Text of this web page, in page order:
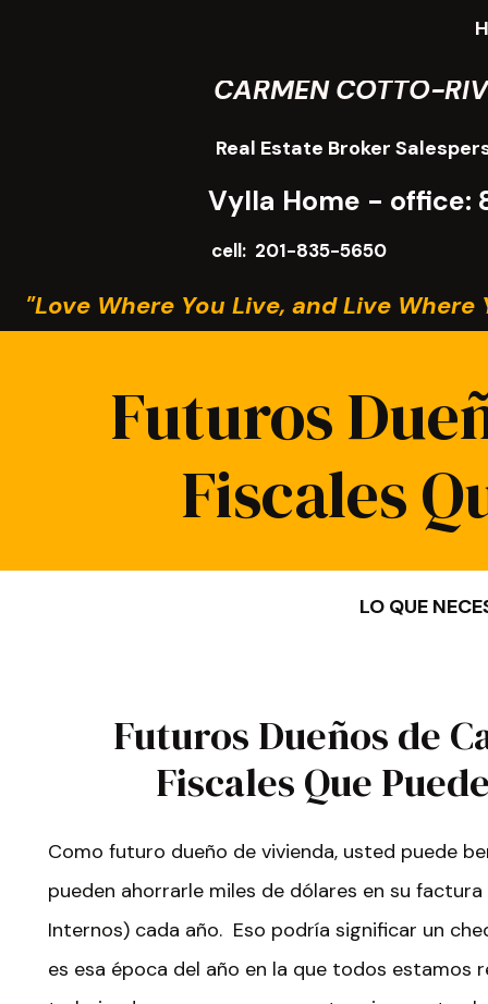
CARMEN COTTO-
"Love Where You Live, and Live Where
Vylla Home - office:
cell: 201-835-5650
Real Estate Broker
Futuros
Fiscales
Futuros Dueños de
Fiscales Que
Como futuro dueño de vivienda, usted puede
pueden ahorrarle miles de dólares en su
Internos) cada año. Eso podría significar un
es esa época del año en la que todos estamos
LO QUE